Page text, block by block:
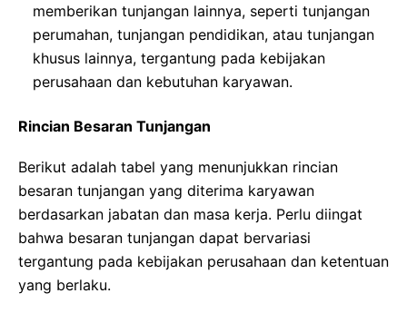
memberikan tunjangan lainnya, seperti tunjangan
perumahan, tunjangan pendidikan, atau tunjangan
khusus lainnya, tergantung pada kebijakan
perusahaan dan kebutuhan karyawan.
Rincian Besaran Tunjangan
Berikut adalah tabel yang menunjukkan rincian
besaran tunjangan yang diterima karyawan
berdasarkan jabatan dan masa kerja. Perlu diingat
bahwa besaran tunjangan dapat bervariasi
tergantung pada kebijakan perusahaan dan ketentuan
yang berlaku.